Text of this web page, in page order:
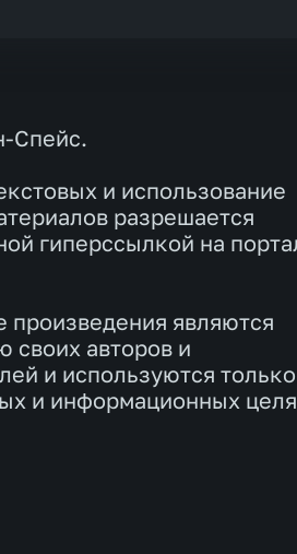
Спейс.
и использование
разрешается
гиперссылкой на
произведения являются
своих авторов и
и используются
и информационных